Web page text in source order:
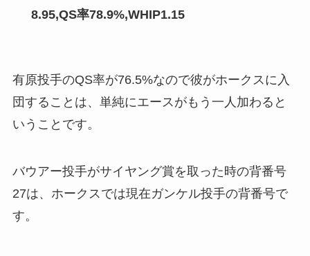
8.95,QS率78.9%,WHIP1.15
有原投手のQS率が76.5%なので彼がホークスに入
団することは、単純にエースがもう一人加わると
いうことです。
バウアー投手がサイヤング賞を取った時の背番号
27は、ホークスでは現在ガンケル投手の背番号で
す。